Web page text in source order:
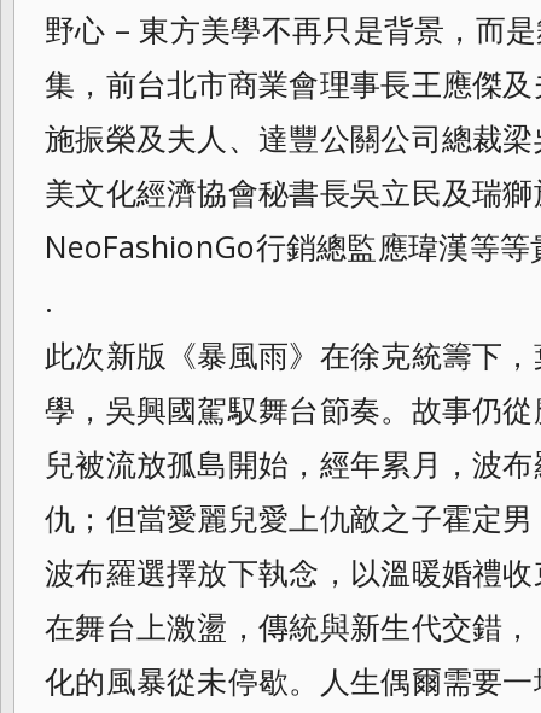
野心 – 東方美學不再只是背景，而
集，前台北市商業會理事長王應傑
施振榮及夫人、達豐公關公司總裁
美文化經濟協會秘書長吳立民及瑞
NeoFashionGo行銷總監應瑋漢等等
.
此次新版《暴風雨》在徐克統籌下
學，吳興國駕馭舞台節奏。故事仍
兒被流放孤島開始，經年累月，波
仇；但當愛麗兒愛上仇敵之子霍定
波布羅選擇放下執念，以溫暖婚禮
在舞台上激盪，傳統與新生代交錯
化的風暴從未停歇。人生偶爾需要